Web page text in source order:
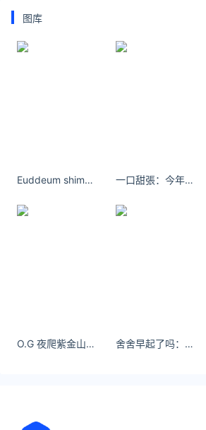
浙江“宁波百川”和宁海爱心人士千里
疫情致困学生
10月18日
报，宁波新增本土确诊10病例、新
者11例、现有确诊193人、累计确诊
24例、现有确诊204人、累计确诊
图库
Euddeum shim瑜伽健身自拍 尽显好身材 一口甜張：今年愿望_希望有幸被坚定选择
O.G 夜爬紫金山 - 小红书 舍舍早起了吗：妈妈我见到刘亦菲了 #春日穿搭 #今天穿什么 #刘亦菲